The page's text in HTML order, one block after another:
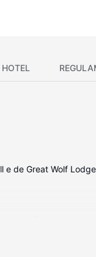
de Great Wolf
polegadas permite-